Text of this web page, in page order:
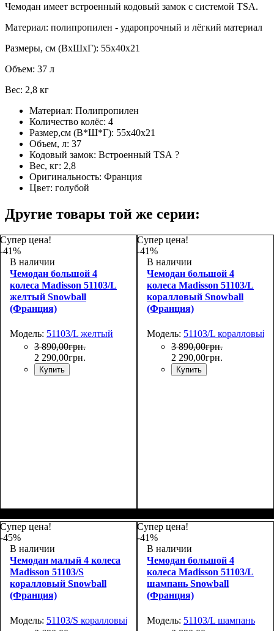
Чемодан имеет встроенный кодовый замок с системой TSA.
Материал: полипропилен - ударопрочный и лёгкий материал
Размеры, см (ВхШхГ): 55х40х21
Объем: 37 л
Вес: 2,8 кг
Материал: Полипропилен
Количество колёс: 4
Размер,см (В*Ш*Г): 55х40х21
Объем, л: 37
Кодовый замок: Встроенный TSA ?
Вес, кг: 2,8
Оригинальность: Франция
Цвет: голубой
Другие товары той же серии:
Супер цена!
-41%
В наличии
Чемодан большой 4
колеса Madisson 51103/L
желтый Snowball
(Франция)
Модель: 51103/L желтый
3 890,00грн.
2 290,00грн.
Купить
74х50х30
Супер цена!
-41%
В наличии
Чемодан большой 4
колеса Madisson 51103/L
коралловый Snowball
(Франция)
Модель: 51103/L коралловый
3 890,00грн.
2 290,00грн.
Купить
74х50х30
Супер цена!
-45%
В наличии
Чемодан малый 4 колеса
Madisson 51103/S
коралловый Snowball
(Франция)
Модель: 51103/S коралловый
Супер цена!
-41%
В наличии
Чемодан большой 4
колеса Madisson 51103/L
шампань Snowball
(Франция)
Модель: 51103/L шампань